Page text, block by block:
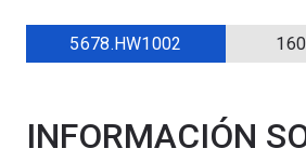
5678.HW1002
INFORMACIÓN